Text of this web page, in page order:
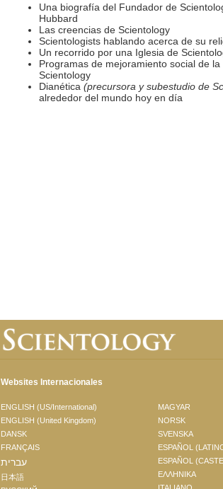
Una biografía del Fundador de
Hubbard
Las creencias de Scientology
Scientologists hablando acerca de su
Un recorrido por una Iglesia de
Programas de mejoramiento social de la
Scientology
Dianética (precursora y subestudio de
alrededor del mundo hoy en día
Websites Internacionales
ENGLISH (US/International)
ENGLISH (United Kingdom)
DANSK
FRANÇAIS
עברית
日本語
MAGYAR
NORSK
SVENSKA
ESPAÑOL
ESPAÑOL
ΕΛΛΗΝΙΚA